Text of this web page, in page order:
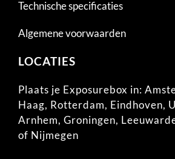
Technische specificaties
Algemene voorwaarden
LOCATIES
Plaats je Exposurebox in:
Haag, Rotterdam, Eindhoven,
Arnhem, Groningen,
of Nijmegen